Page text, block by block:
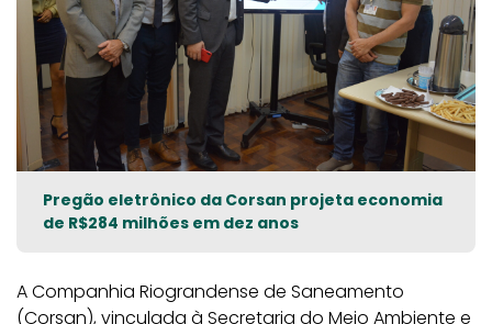
Pregão eletrônico da Corsan projeta economia
de R$284 milhões em dez anos
A Companhia Riograndense de Saneamento
(Corsan), vinculada à Secretaria do Meio Ambiente e